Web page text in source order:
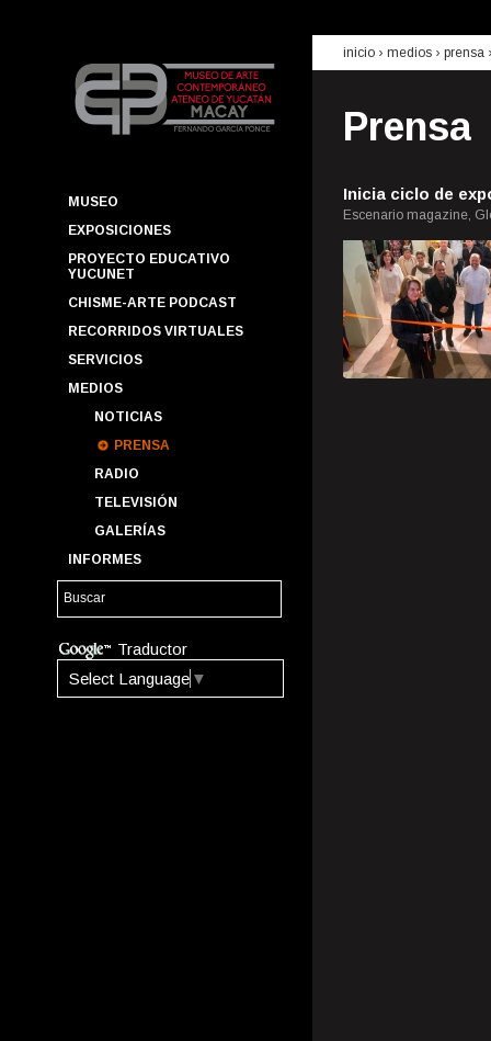
MUSEO
EXPOSICIONES
PROYECTO EDUCATIVO
YUCUNET
CHISME-ARTE PODCAST
RECORRIDOS VIRTUALES
SERVICIOS
MEDIOS
NOTICIAS
PRENSA
RADIO
TELEVISIÓN
GALERÍAS
INFORMES
Traductor
Select Language ▼
inicio › medios › prensa
Prensa
Inicia ciclo de
Escenario magazine,